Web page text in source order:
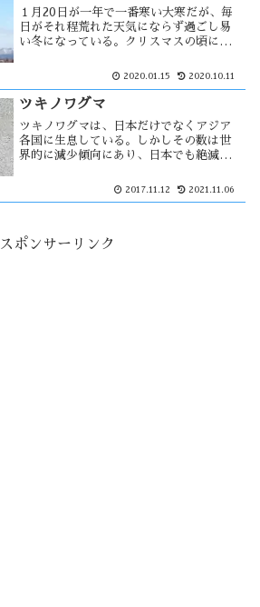
１月20日が一年で一番寒い大寒だが、毎
日がそれ程荒れた天気にならず過ごし易
い冬になっている。クリスマスの頃に１
数ｃｍ程しか積もらず現在の能代市の積
物であるが、無ければ困る所も・・
2020.01.15 2020.10.11
ツキノワグマ
ツキノワグマは、日本だけでなくアジア
各国に生息している。しかしその数は世
界的に減少傾向にあり、日本でも絶滅危
年・今年と熊の出没件数が多くなり、毎
2017.11.12 2021.11.06
スポンサーリンク